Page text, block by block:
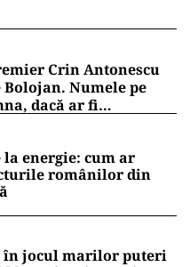
Crin Antonescu
Numele pe
dacă ar fi
energie: cum ar
românilor din
în jocul marilor puteri